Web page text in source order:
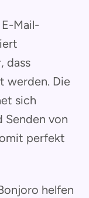
Mail-
dass
werden. Die
sich
Senden von
perfekt
helfen